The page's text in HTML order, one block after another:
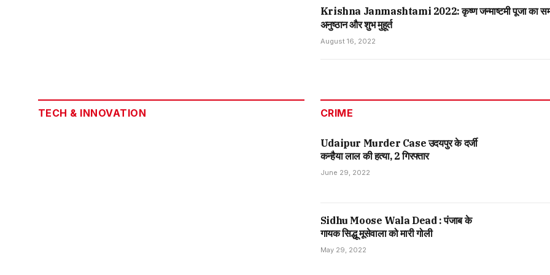
Krishna Janmashtami 2022: कृष्ण जन्माष्टमी पूजा का
अनुष्ठान और शुभ मुहूर्त
August 16, 2022
TECH & INNOVATION CRIME
Udaipur Murder Case उदयपुर के दर्जी
कन्हैया लाल की हत्या, 2 गिरफ्तार
June 29, 2022
Sidhu Moose Wala Dead : पंजाब के
गायक सिद्धू मूसेवाला को मारी गोली
May 29, 2022